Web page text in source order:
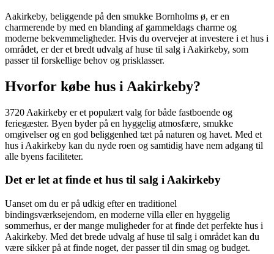
Aakirkeby, beliggende på den smukke Bornholms ø, er en
charmerende by med en blanding af gammeldags charme og
moderne bekvemmeligheder. Hvis du overvejer at investere i et hus i
området, er der et bredt udvalg af huse til salg i Aakirkeby, som
passer til forskellige behov og prisklasser.
Hvorfor købe hus i Aakirkeby?
3720 Aakirkeby er et populært valg for både fastboende og
feriegæster. Byen byder på en hyggelig atmosfære, smukke
omgivelser og en god beliggenhed tæt på naturen og havet. Med et
hus i Aakirkeby kan du nyde roen og samtidig have nem adgang til
alle byens faciliteter.
Det er let at finde et hus til salg i Aakirkeby
Uanset om du er på udkig efter en traditionel
bindingsværksejendom, en moderne villa eller en hyggelig
sommerhus, er der mange muligheder for at finde det perfekte hus i
Aakirkeby. Med det brede udvalg af huse til salg i området kan du
være sikker på at finde noget, der passer til din smag og budget.